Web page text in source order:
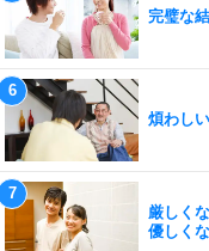
完璧な
煩わし
厳しく
優しく